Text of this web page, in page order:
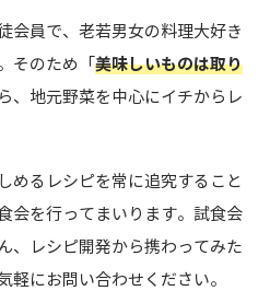
会員で、老若男女の料理大好き
そのため「 美味しいものは取り
、地元野菜を中心にイチからレ
めるレシピを常に追究すること
会を行ってまいります。試食会
、レシピ開発から携わってみた
軽にお問い合わせください。